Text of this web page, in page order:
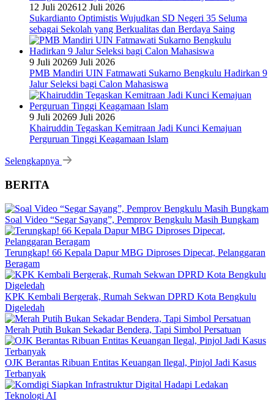
12 Juli 202612 Juli 2026
Sukardianto Optimistis Wujudkan SD Negeri 35 Seluma
sebagai Sekolah yang Berkualitas dan Berdaya Saing
9 Juli 20269 Juli 2026
PMB Mandiri UIN Fatmawati Sukarno Bengkulu Hadirkan 9
Jalur Seleksi bagi Calon Mahasiswa
9 Juli 20269 Juli 2026
Khairuddin Tegaskan Kemitraan Jadi Kunci Kemajuan
Perguruan Tinggi Keagamaan Islam
Selengkapnya
BERITA
Soal Video “Segar Sayang”, Pemprov Bengkulu Masih Bungkam
Terungkap! 66 Kepala Dapur MBG Diproses Dipecat, Pelanggaran
Beragam
KPK Kembali Bergerak, Rumah Sekwan DPRD Kota Bengkulu
Digeledah
Merah Putih Bukan Sekadar Bendera, Tapi Simbol Persatuan
OJK Berantas Ribuan Entitas Keuangan Ilegal, Pinjol Jadi Kasus
Terbanyak